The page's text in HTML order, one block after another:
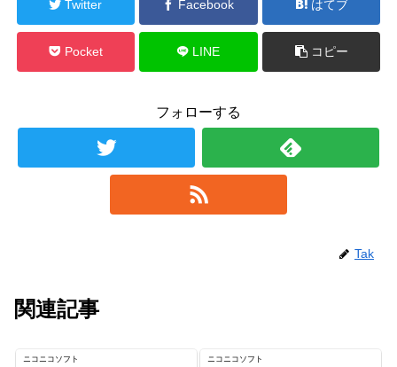
Twitter Facebook はてブ
Pocket LINE コピー
フォローする
Tak
関連記事
ニコニコソフト ニコニコソフト